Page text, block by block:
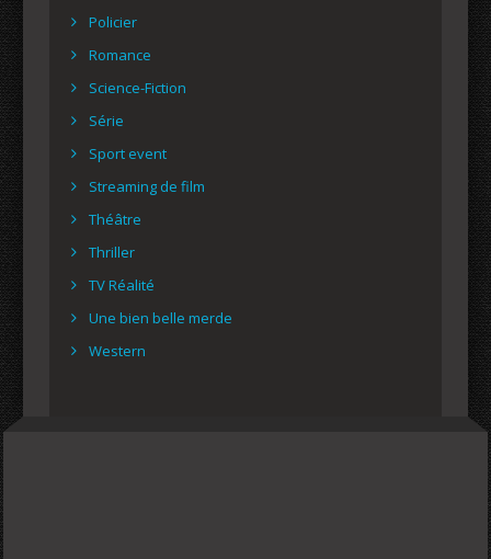
Policier
Romance
Science-Fiction
Série
Sport event
Streaming de film
Théâtre
Thriller
TV Réalité
Une bien belle merde
Western